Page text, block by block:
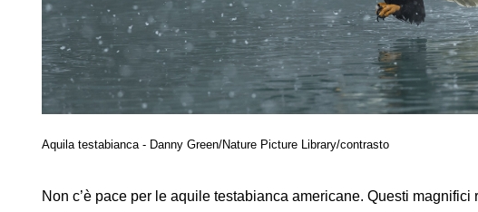
Aquila testabianca - Danny Green/Nature Picture Lib​rary/contrasto
Non c’è pace per le aquile testabianca americane. Questi